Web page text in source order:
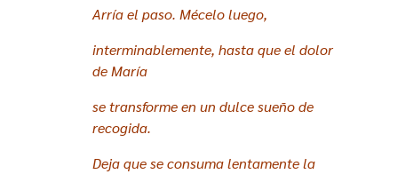
Arría el paso. Mécelo luego,
interminablemente, hasta que el dolor
de María
se transforme en un dulce sueño de
recogida.
Deja que se consuma lentamente la